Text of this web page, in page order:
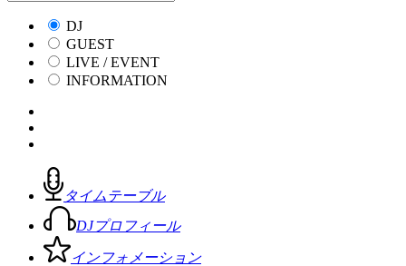
DJ
GUEST
LIVE / EVENT
INFORMATION
タイムテーブル
DJプロフィール
インフォメーション